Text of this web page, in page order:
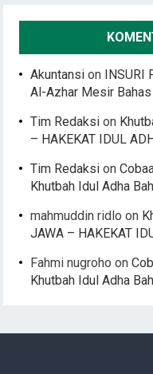
Akuntansi on INSURI
Al-Azhar Mesir
Tim Redaksi on
– HAKEKAT IDUL
Tim Redaksi on
Khutbah Idul Adha
mahmuddin ridlo on
JAWA – HAKEKAT
Fahmi nugroho on
Khutbah Idul Adha